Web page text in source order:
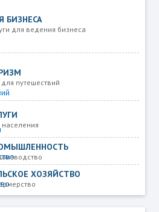
БИЗНЕСА
для ведения бизнеса
для путешествий
населения
ХОЗЯЙСТВО